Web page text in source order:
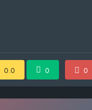
0.0 0 0